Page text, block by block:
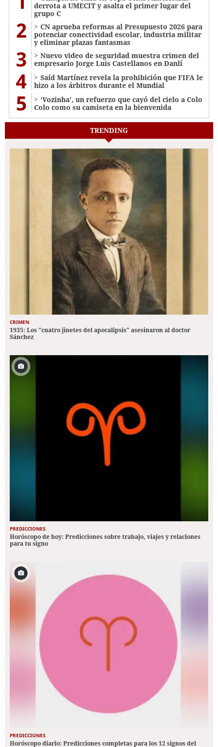
derrota a UMECIT y asalta el primer lugar del
grupo C
2
CN aprueba reformas al Presupuesto 2026 para
potenciar conectividad escolar, industria militar
y eliminar plazas fantasmas
3
Nuevo video de seguridad muestra crimen del
empresario Jorge Luis Castellanos en Danlí
4
Saíd Martínez revela la prohibición que FIFA le
hizo a los árbitros durante el Mundial
5
‘Vozinha’, un refuerzo que cayó del cielo a Colo
Colo como su camiseta en la bienvenida
TRENDING
CRIMEN
1935: Los "cuatro jinetes del apocalipsis" asesinaron al doctor
Sánchez
PREDICCIONES
Horóscopo de hoy: Predicciones sobre trabajo, viajes y relaciones
para tu signo
PREDICCIONES
Horóscopo diario: Predicciones completas para los 12 signos del